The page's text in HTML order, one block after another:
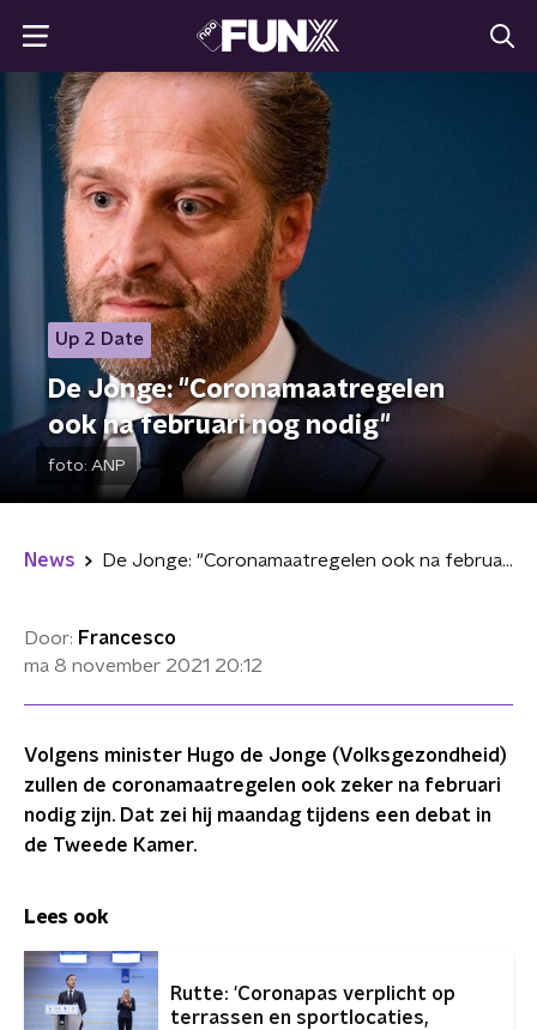
Up 2 Date
De Jonge: "Coronamaatregelen
ook na februari nog nodig"
foto: ANP
News De Jonge: "Coronamaatregelen ook na februari nog nodig"
Door: Francesco
ma 8 november 2021 20:12
Volgens minister Hugo de Jonge (Volksgezondheid)
zullen de coronamaatregelen ook zeker na februari
nodig zijn. Dat zei hij maandag tijdens een debat in
de Tweede Kamer.
Lees ook
Rutte: 'Coronapas verplicht op
terrassen en sportlocaties,